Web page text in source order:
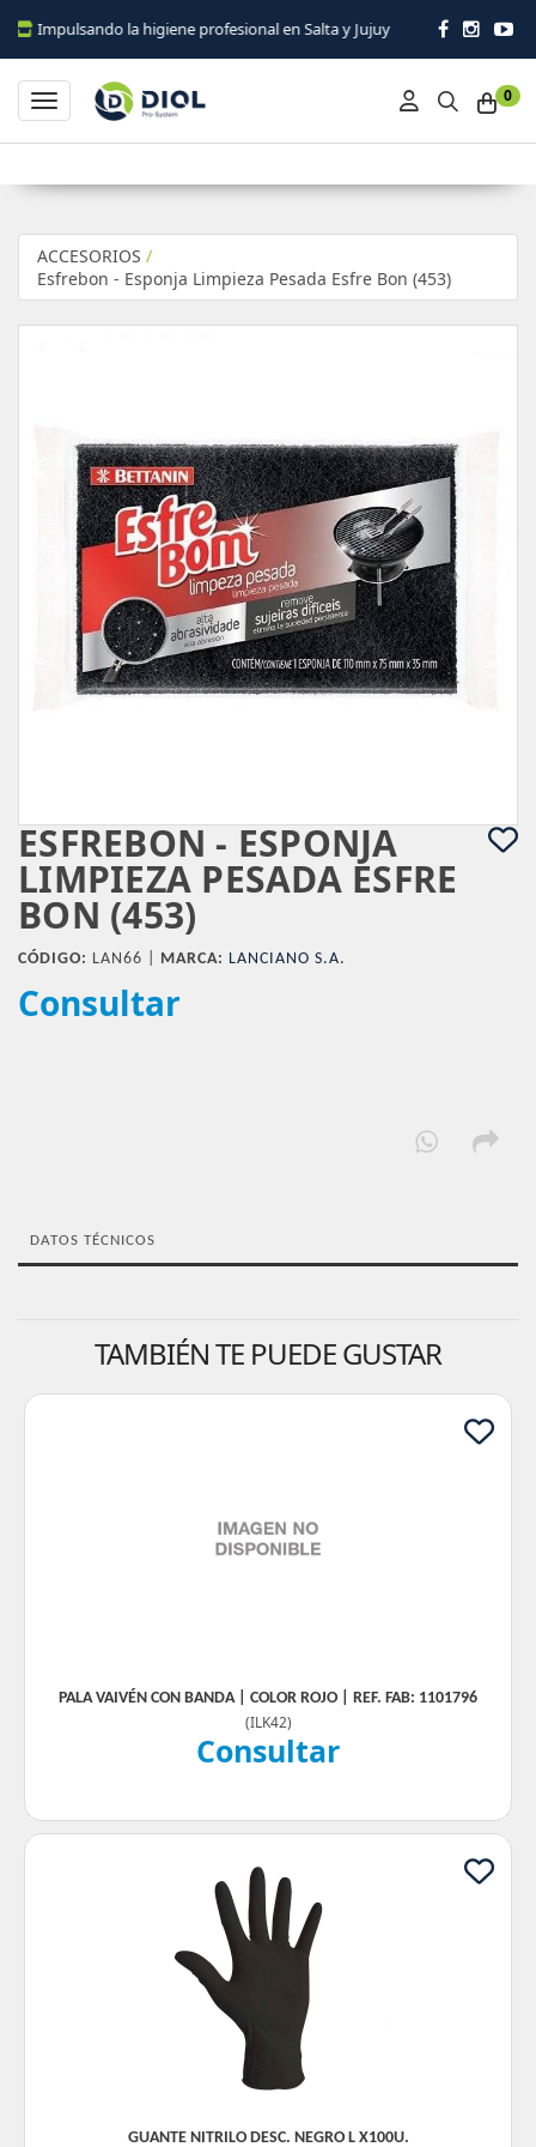
la higiene profesional en Salta y Jujuy
0
Toggle navigation
ACCESORIOS /
Esfrebon - Esponja Limpieza Pesada Esfre Bon (453)
ESFREBON - ESPONJA
LIMPIEZA PESADA ESFRE
BON (453)
CÓDIGO: LAN66 | MARCA: LANCIANO S.A.
Consultar
DATOS TÉCNICOS
TAMBIÉN TE PUEDE GUSTAR
PALA VAIVÉN CON BANDA | COLOR ROJO | REF. FAB: 1101796
(ILK42)
Consultar
GUANTE NITRILO DESC. NEGRO L X100U.